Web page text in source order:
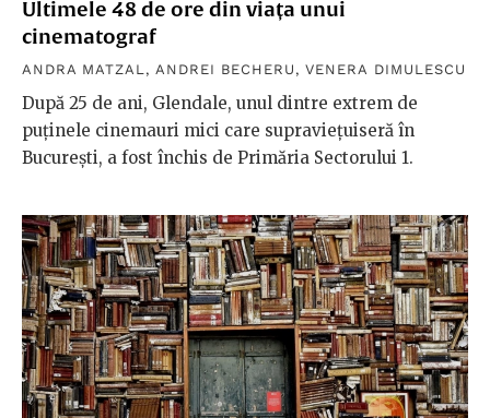
Ultimele 48 de ore din viața unui
cinematograf
ANDRA MATZAL , ANDREI BECHERU ,VENERA DIMULESCU
După 25 de ani, Glendale, unul dintre extrem de
puținele cinemauri mici care supraviețuiseră în
București, a fost închis de Primăria Sectorului 1.